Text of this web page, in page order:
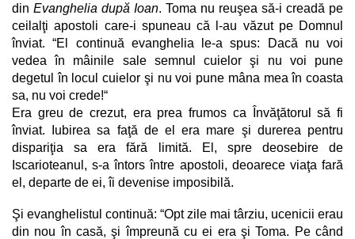
din Evanghelia după Ioan. Toma nu reuşea să-i creadă pe
ceilalţi apostoli care-i spuneau că l-au văzut pe Domnul
înviat. “El continuă evanghelia le-a spus: Dacă nu voi
vedea în mâinile sale semnul cuielor şi nu voi pune
degetul în locul cuielor şi nu voi pune mâna mea în coasta
sa, nu voi crede!“
Era greu de crezut, era prea frumos ca Învăţătorul să fi
înviat. Iubirea sa faţă de el era mare şi durerea pentru
dispariţia sa era fără limită. El, spre deosebire de
Iscarioteanul, s-a întors între apostoli, deoarece viaţa fară
el, departe de ei, îi devenise imposibilă.
Şi evanghelistul continuă: “Opt zile mai târziu, ucenicii erau
din nou în casă, şi împreună cu ei era şi Toma. Pe când